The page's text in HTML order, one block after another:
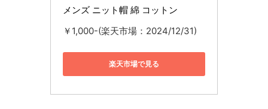
メンズ ニット帽 綿 コットン
￥1,000-(楽天市場：2024/12/31)
楽天市場で見る